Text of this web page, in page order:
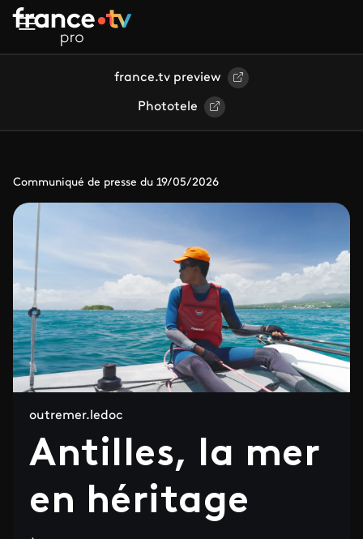
Aller au contenu principal
france.tv preview
Phototele
Communiqué de presse du 19/05/2026
outremer.ledoc
Antilles, la mer
en héritage